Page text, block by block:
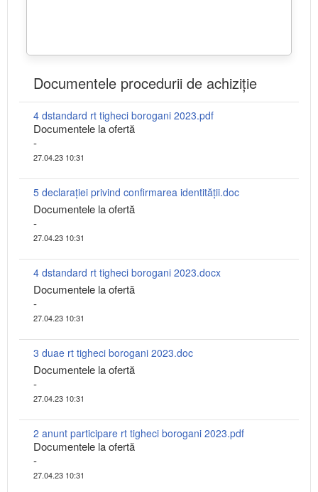
Documentele procedurii de achiziție
4 dstandard rt tigheci borogani 2023.pdf
Documentele la ofertă
-
27.04.23 10:31
5 declarației privind confirmarea identității.doc
Documentele la ofertă
-
27.04.23 10:31
4 dstandard rt tigheci borogani 2023.docx
Documentele la ofertă
-
27.04.23 10:31
3 duae rt tigheci borogani 2023.doc
Documentele la ofertă
-
27.04.23 10:31
2 anunt participare rt tigheci borogani 2023.pdf
Documentele la ofertă
-
27.04.23 10:31